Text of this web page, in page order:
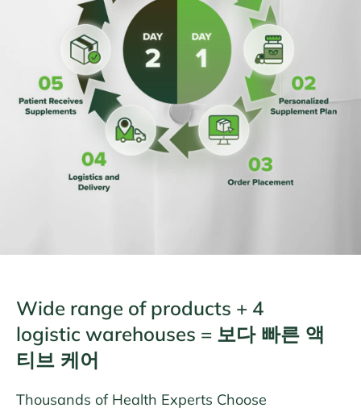
Wide range of products + 4
logistic warehouses = 보다 빠른 액
티브 케어
Thousands of Health Experts Choose